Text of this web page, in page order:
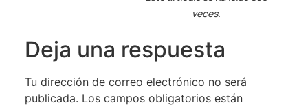
veces.
Deja una respuesta
Tu dirección de correo electrónico no será
publicada. Los campos obligatorios están